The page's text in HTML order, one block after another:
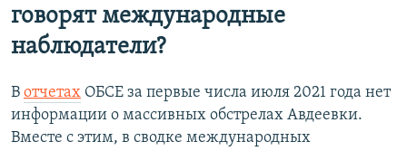
говорят международные
наблюдатели?
В отчетах ОБСЕ за первые числа июля 2021 года нет
информации о массивных обстрелах Авдеевки.
Вместе с этим, в сводке международных